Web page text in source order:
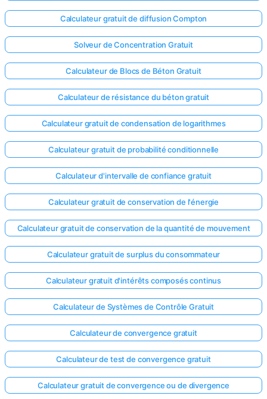
Calculateur gratuit de diffusion Compton
Solveur de Concentration Gratuit
Calculateur de Blocs de Béton Gratuit
Calculateur de résistance du béton gratuit
Calculateur gratuit de condensation de logarithmes
Calculateur gratuit de probabilité conditionnelle
Calculateur d'intervalle de confiance gratuit
Calculateur gratuit de conservation de l'énergie
Calculateur gratuit de conservation de la quantité de mouvement
Calculateur gratuit de surplus du consommateur
Calculateur gratuit d'intérêts composés continus
Calculateur de Systèmes de Contrôle Gratuit
Calculateur de convergence gratuit
Calculateur de test de convergence gratuit
Calculateur gratuit de convergence ou de divergence